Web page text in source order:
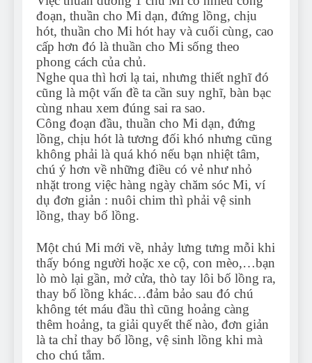
đoạn, thuần cho Mi dạn, đứng lồng, chịu
hót, thuần cho Mi hót hay và cuối cùng, cao
cấp hơn đó là thuần cho Mi sống theo
phong cách của chủ.
Nghe qua thì hơi lạ tai, nhưng thiết nghĩ đó
cũng là một vấn đề ta cần suy nghĩ, bàn bạc
cùng nhau xem đúng sai ra sao.
Công đoạn đầu, thuần cho Mi dạn, đứng
lồng, chịu hót là tương đối khó nhưng cũng
không phải là quá khó nếu bạn nhiệt tâm,
chú ý hơn về những điều có vẻ như nhỏ
nhặt trong việc hàng ngày chăm sóc Mi, ví
dụ đơn giản : nuôi chim thì phải vệ sinh
lồng, thay bố lồng.
Một chú Mi mới về, nhảy lưng tưng mỗi khi
thấy bóng người hoặc xe cộ, con mèo,…bạn
lò mò lại gần, mở cửa, thò tay lôi bố lồng ra,
thay bố lồng khác…đảm bảo sau đó chú
không tét máu đầu thì cũng hoảng càng
thêm hoảng, ta giải quyết thế nào, đơn giản
là ta chỉ thay bố lồng, vệ sinh lồng khi mà
cho chú tắm.